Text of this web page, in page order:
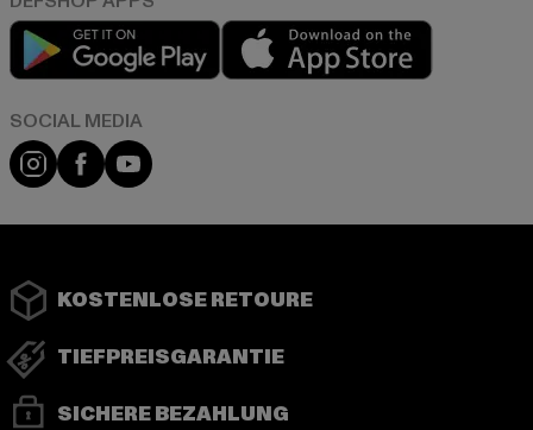
Play market
Instagram
FacebookYouTube
KOSTENLOSE RETOURE
TIEFPREISGARANTIE
SICHERE BEZAHLUNG